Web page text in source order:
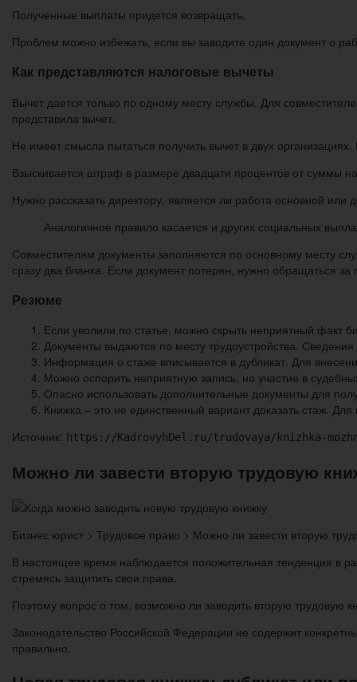
Полученные выплаты придется возвращать.
Проблем можно избежать, если вы заводите один документ о
Как представляются налоговые вычеты
Вычет дается только по одному месту службы. Для
представила вычет.
Не имеет смысла пытаться получить вычет в двух
Взыскивается штраф в размере двадцати процентов от суммы
Нужно рассказать директору, является ли работа основной
Аналогичное правило касается и других социальных
Совместителям документы заполняются по основному месту
сразу два бланка. Если документ потерян, нужно обращаться за
Резюме
Если уволили по статье, можно скрыть неприятный факт
Документы выдаются по месту трудоустройства.
Информация о стаже вписывается в дубликат. Для
Можно оспорить неприятную запись, но участие в
Опасно использовать дополнительные документы для
Книжка – это не единственный вариант доказать стаж.
Источник: https://KadrovyhDel.ru/trudovaya/knizhka-
Можно ли завести вторую трудовую
Бизнес юрист > Трудовое право > Можно ли завести вторую
В настоящее время наблюдается положительная тенденция в
стремясь защитить свои права.
Поэтому вопрос о том, возможно ли заводить вторую трудовую
Законодательство Российской Федерации не содержит
правильно.